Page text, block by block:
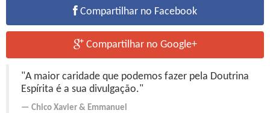
Compartilhar no Facebook
Compartilhar no Google+
"A maior caridade que podemos fazer pela Doutrina
Espírita é a sua divulgação."
Chico Xavier & Emmanuel